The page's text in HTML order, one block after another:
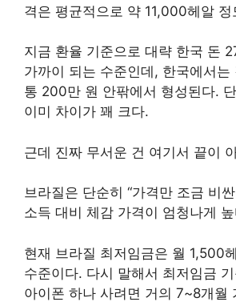
격은 평균적으로 약 11,000헤알
지금 환율 기준으로 대략 한국 돈
가까이 되는 수준인데, 한국에서는
통 200만 원 안팎에서 형성된다.
이미 차이가 꽤 크다.
근데 진짜 무서운 건 여기서 끝이
브라질은 단순히 “가격만 조금 비
소득 대비 체감 가격이 엄청나게
현재 브라질 최저임금은 월 1,500
수준이다. 다시 말해서 최저임금
아이폰 하나 사려면 거의 7~8개월